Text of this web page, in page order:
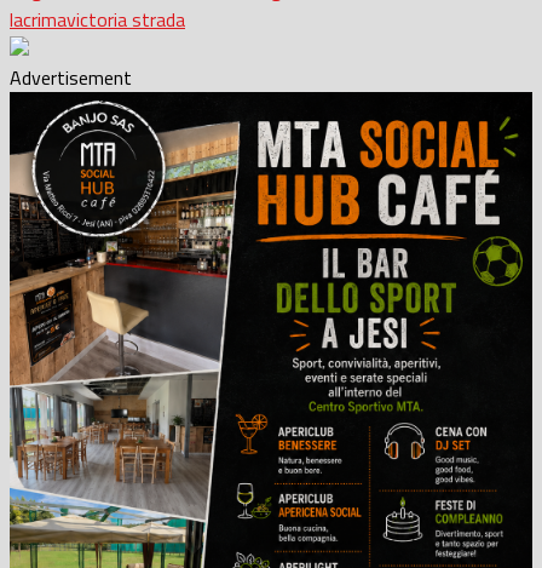
lacrimavictoria strada
Advertisement